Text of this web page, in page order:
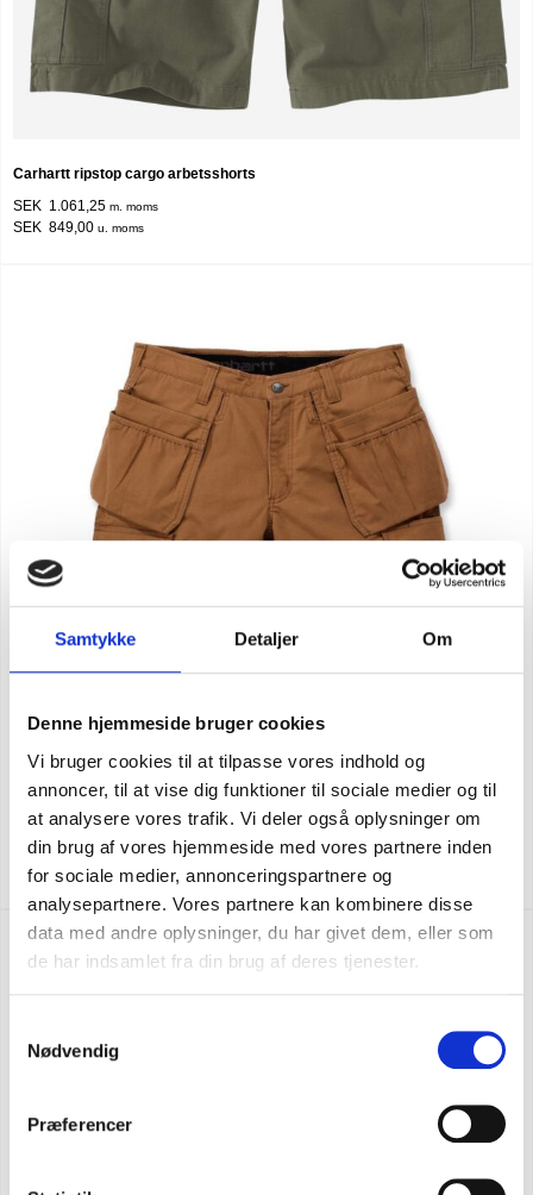
Samtykke Detaljer Om
Denne hjemmeside bruger cookies
Vi bruger cookies til at tilpasse vores indhold og
annoncer, til at vise dig funktioner til sociale medier og til
at analysere vores trafik. Vi deler også oplysninger om
din brug af vores hjemmeside med vores partnere inden
for sociale medier, annonceringspartnere og
analysepartnere. Vores partnere kan kombinere disse
data med andre oplysninger, du har givet dem, eller som
de har indsamlet fra din brug af deres tjenester.
Nødvendig
Præferencer
Carhartt ripstop cargo arbetsshorts
SEK 1.061,25 m. moms
SEK 849,00 u. moms
Carhartt hantverkarshorts
SEK 1.373,75m. moms
SEK 1.099,00u. moms